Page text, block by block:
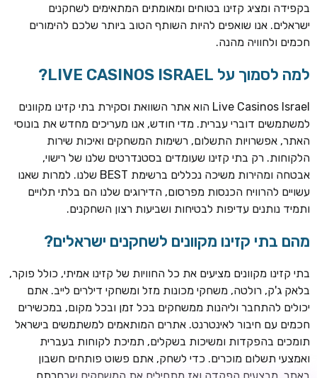
ROYSPINS
MEGAPARI
בונוס קבלת פנים: עד 125% בונוס עד €450 + 250 ספינים חינם
חבילת קבלת פנים: עד 280% בונוס עד €2,200 + 230 ספינים
בקפידה ומציג קזינו בטוחים ומאומתים המתאימים לשחקנים
ישראלים. אנו שואפים להיות השותף הטוב ביותר שלכם להימורים
חכמים ולחוויה מהנה.
למה לסמוך על LIVE CASINOS ISRAEL?
Live Casinos Israel הוא אתר השוואת וסקירת בתי קזינו מקוונים
למשתמשים דוברי עברית. מדי חודש, אנו מעריכים מחדש את בונוסי
האתר, אפשרויות התשלום, רשימות המשחקים ואיכות שירות
הלקוחות. רק בתי קזינו שעומדים בסטנדרטים שלנו של רישוי,
אבטחה ומהירות משיכה נכללים ברשימת BEST שלנו. למרות שאנו
עשויים להרוויח הכנסות מפרסום, הדירוגים שלנו הם בלתי תלויים
ותמיד נותנים עדיפות לבטיחות ושביעות רצון השחקנים.
מהם בתי קזינו מקוונים לשחקנים ישראלים?
בתי קזינו מקוונים מציעים את כל החוויות של קזינו אמיתי, כולל פוקר,
בלאק ג'ק, רולטה, משחקי מכונות מזל ומשחקי דילרים לייב. אתם
יכולים להתחבר וליהנות ממשחקים בכל זמן ובכל מקום, במכשירים
חכמים עם חיבור לאינטרנט. אתרים המותאמים למשתמשים בישראל
תומכים בהפקדות ומשיכות בשקלים, תמיכת לקוחות בעברית
ואמצעי תשלום מוכרים. כדי לשחק, אתם פשוט פותחים חשבון